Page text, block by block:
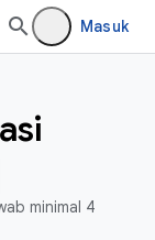
Masuk
minimal 4